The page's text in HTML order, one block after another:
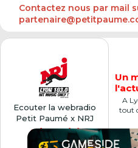
Contactez nous par mail
Ecouter la webradio
Petit Paumé x NRJ
Cliquer ici
Un
A
tout